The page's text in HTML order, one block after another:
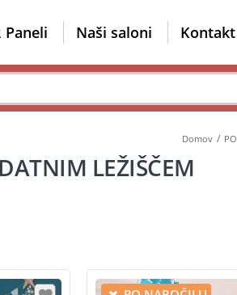
Paneli Naši saloni Kontakt
Domov
LEŽIŠČEM